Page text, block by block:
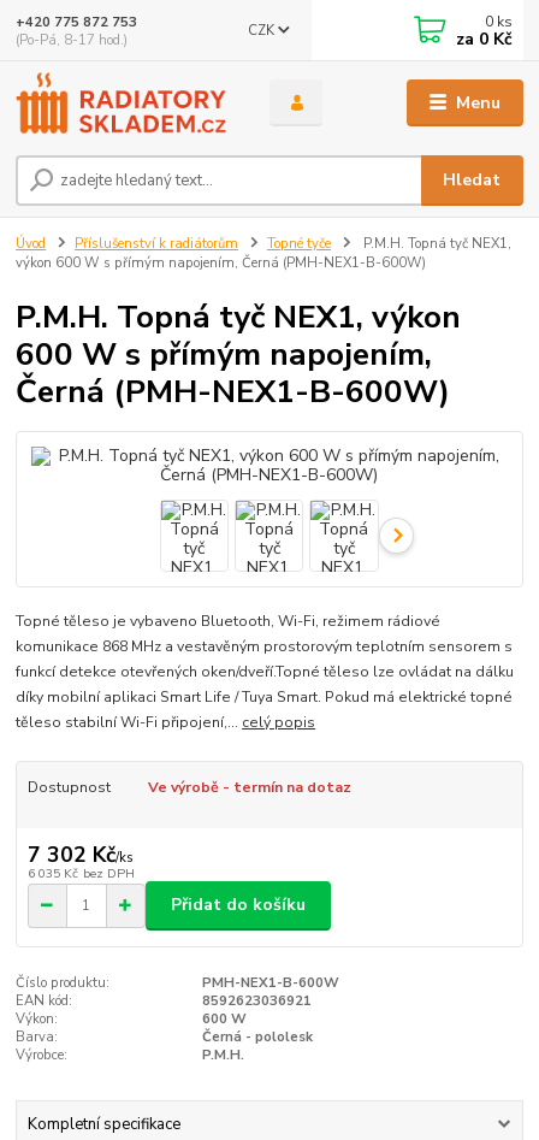
Menu
CZK
Hledat
+420 775 872 753
(Po-Pá, 8-17 hod.)
0 ks
za 0 Kč
Úvod Příslušenství k radiátorům Topné tyče
P.M.H. Topná tyč NEX1,
výkon 600 W s přímým napojením, Černá (PMH-NEX1-B-600W)
P.M.H. Topná tyč NEX1, výkon
600 W s přímým napojením,
Černá (PMH-NEX1-B-600W)
Topné těleso je vybaveno Bluetooth, Wi-Fi, režimem rádiové
komunikace 868 MHz a vestavěným prostorovým teplotním sensorem s
funkcí detekce otevřených oken/dveří.Topné těleso lze ovládat na dálku
díky mobilní aplikaci Smart Life / Tuya Smart. Pokud má elektrické topné
těleso stabilní Wi-Fi připojení,... celý popis
Dostupnost Ve výrobě - termín na dotaz
7 302 Kč/ks
6 035 Kč bez DPH
Přidat do košíku
Číslo produktu:
PMH-NEX1-B-600W
EAN kód:
8592623036921
Výkon:
600 W
Barva:
Černá - pololesk
Výrobce:
P.M.H.
Kompletní specifikace